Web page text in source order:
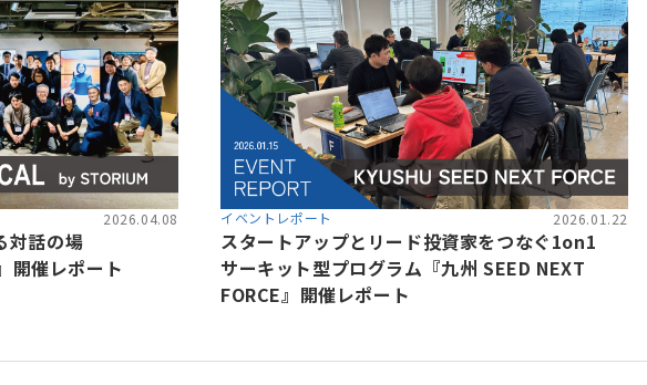
2026.04.08
対話の場
開催レポート
イベントレポート 2026.01.22
スタートアップとリード投資家をつなぐ1on1
サーキット型プログラム『九州 SEED NEXT
FORCE』開催レポート